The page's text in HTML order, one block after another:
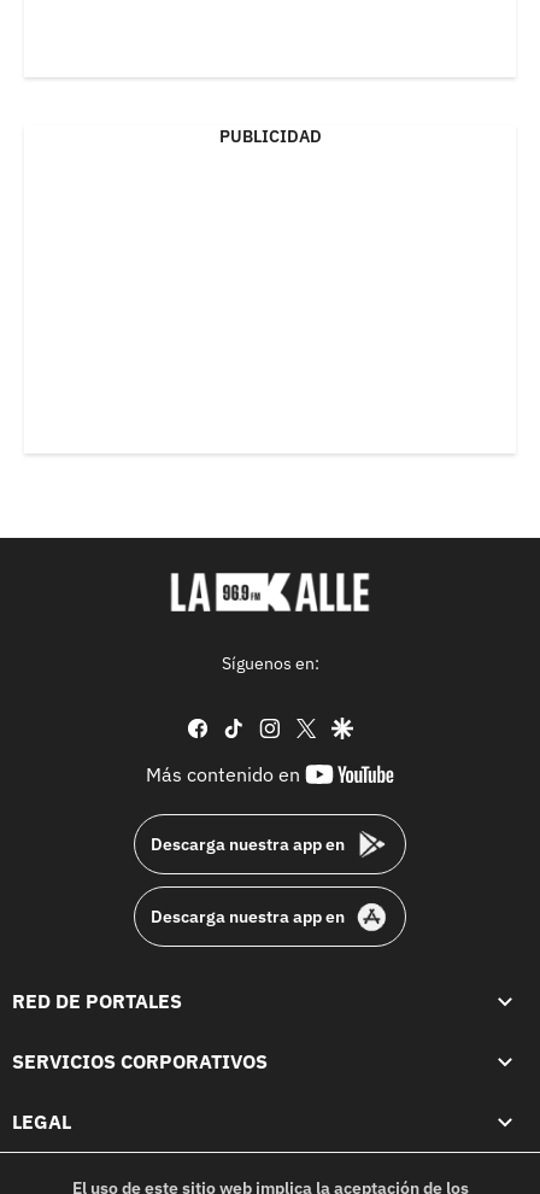
PUBLICIDAD
Síguenos en:
facebook
tiktok instagram
twittergoogle
Más contenido en
youtube-
Descarga nuestra app en
Descarga nuestra app en
RED DE PORTALES
SERVICIOS CORPORATIVOS
LEGAL
El uso de este sitio web implica la aceptación de los